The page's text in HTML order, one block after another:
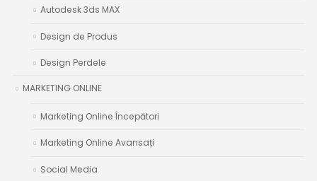
Autodesk 3ds MAX
Design de Produs
Design Perdele
MARKETING ONLINE
Marketing Online Începători
Marketing Online Avansați
Social Media